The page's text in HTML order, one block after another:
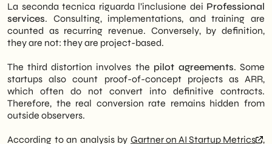
La seconda tecnica riguarda l’inclusione dei Professional
services. Consulting, implementations, and training are
counted as recurring revenue. Conversely, by definition,
they are not: they are project-based.
The third distortion involves the pilot agreements. Some
startups also count proof-of-concept projects as ARR,
which often do not convert into definitive contracts.
Therefore, the real conversion rate remains hidden from
outside observers.
According to an analysis by Gartner on AI Startup Metrics
,